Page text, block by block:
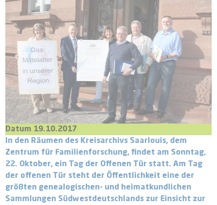
Datum 19.10.2017
In den Räumen des Kreisarchivs Saarlouis, dem
Zentrum für Familienforschung, findet am Sonntag,
22. Oktober, ein Tag der Offenen Tür statt. Am Tag
der offenen Tür steht der Öffentlichkeit eine der
größten genealogischen- und heimatkundlichen
Sammlungen Südwestdeutschlands zur Einsicht zur